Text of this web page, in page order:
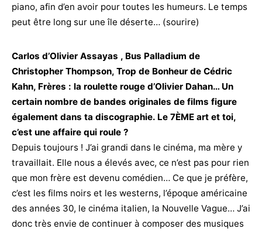
piano, afin d’en avoir pour toutes les humeurs. Le temps
peut être long sur une île déserte… (sourire)
Carlos d’Olivier Assayas , Bus Palladium de
Christopher Thompson, Trop de Bonheur de Cédric
Kahn, Frères : la roulette rouge d’Olivier Dahan… Un
certain nombre de bandes originales de films figure
également dans ta discographie. Le 7ÈME art et toi,
c’est une affaire qui roule ?
Depuis toujours ! J’ai grandi dans le cinéma, ma mère y
travaillait. Elle nous a élevés avec, ce n’est pas pour rien
que mon frère est devenu comédien… Ce que je préfère,
c’est les films noirs et les westerns, l’époque américaine
des années 30, le cinéma italien, la Nouvelle Vague… J’ai
donc très envie de continuer à composer des musiques